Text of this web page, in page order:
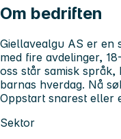
Om bedriften
Giellavealgu AS er en
med fire avdelinger,
oss står samisk
barnas hverdag. Nå
Oppstart snarest eller
Sektor